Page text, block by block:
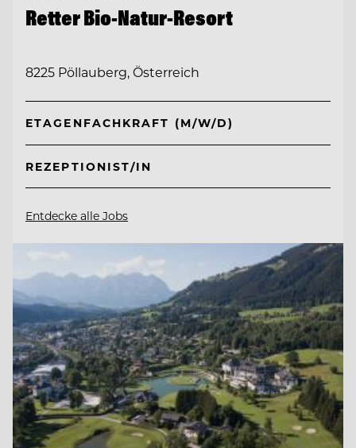
Retter Bio-Natur-Resort
8225 Pöllauberg, Österreich
ETAGENFACHKRAFT (M/W/D)
REZEPTIONIST/IN
Entdecke alle Jobs